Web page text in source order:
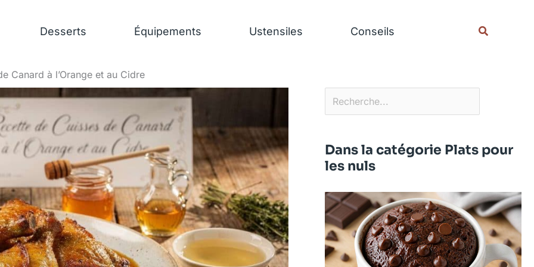
Desserts Équipements Ustensiles Conseils
Canard à l’Orange et au Cidre
Dans la catégorie Plats pour
les nuls